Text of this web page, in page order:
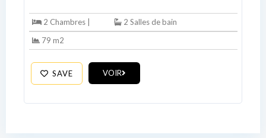
2 Chambres |
2 Salles de bain
79 m2
SAVE VOIR